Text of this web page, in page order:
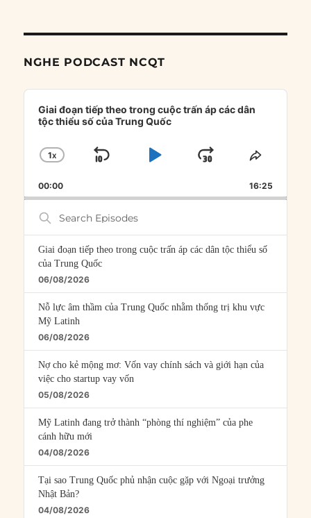
NGHE PODCAST NCQT
Audio
Player
Giai đoạn tiếp theo trong cuộc trấn áp các dân
tộc thiểu số của Trung Quốc
CHANGE
RATE
1X
SKIP
PLAYJUMP
FORWARD
SHARE
00:00 16:25
Search
Episodes
Giai đoạn tiếp theo trong cuộc trấn áp các dân tộc thiểu số
của Trung Quốc
06/08/2026
Nỗ lực âm thầm của Trung Quốc nhằm thống trị khu vực
Mỹ Latinh
06/08/2026
Nợ cho kẻ mộng mơ: Vốn vay chính sách và giới hạn của
việc cho startup vay vốn
05/08/2026
Mỹ Latinh đang trở thành “phòng thí nghiệm” của phe
cánh hữu mới
04/08/2026
Tại sao Trung Quốc phủ nhận cuộc gặp với Ngoại trưởng
Nhật Bản?
04/08/2026